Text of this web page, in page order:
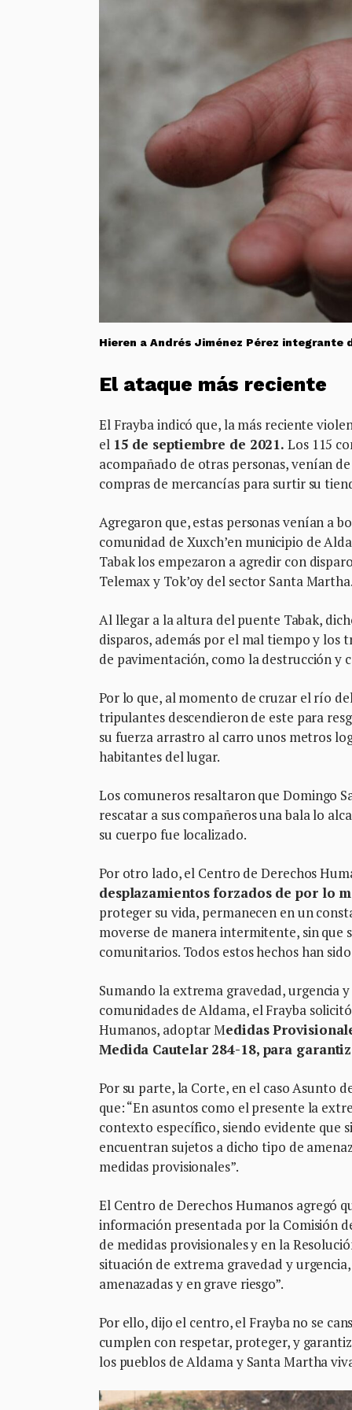
Hieren a Andrés Jiménez Pérez integrante
El ataque más reciente
El Frayba indicó que, la más reciente
el 15 de septiembre de 2021.Los 115
acompañado de otras personas, venían
compras de mercancías para surtir su
Agregaron que, estas personas venían a
comunidad de Xuxch’en municipio de
Tabak los empezaron a agredir con
Telemax y Tok’oy del sector Santa
Al llegar a la altura del puente Tabak,
disparos, además por el mal tiempo y los
de pavimentación, como la destrucción y
Por lo que, al momento de cruzar el río
tripulantes descendieron de este para
su fuerza arrastro al carro unos metros
habitantes del lugar.
Los comuneros resaltaron que Domingo
rescatar a sus compañeros una bala lo
su cuerpo fue localizado.
Por otro lado, el Centro de Derechos
desplazamientos forzados de por lo
proteger su vida, permanecen en un
moverse de manera intermitente, sin que
comunitarios. Todos estos hechos han
Sumando la extrema gravedad, urgencia
comunidades de Aldama, el Frayba
Humanos, adoptar Medidas
Medida Cautelar 284-18, para
Por su parte, la Corte, en el caso Asunto
que: “En asuntos como el presente la
contexto específico, siendo evidente que
encuentran sujetos a dicho tipo de
medidas provisionales”.
El Centro de Derechos Humanos agregó
información presentada por la Comisión
de medidas provisionales y en la
situación de extrema gravedad y
amenazadas y en grave riesgo”.
Por ello, dijo el centro, el Frayba no se
cumplen con respetar, proteger, y
los pueblos de Aldama y Santa Martha